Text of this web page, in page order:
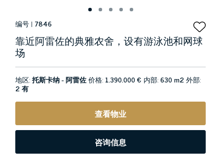
编号 | 7846
靠近阿雷佐的典雅农舍，设有游泳池和网球
场
地区:托斯卡纳 - 阿雷佐价格: 1.390.000 € 内部:630 m2外部:
2 有
查看物业
咨询信息